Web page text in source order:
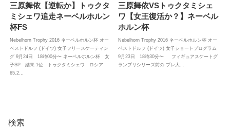
三原舞依【逆転か】トゥクタ
ミシェワ追走ネーベルホルン
杯FS
Nebelhorn Trophy 2016 ネーベルホルン杯 オー
ベストドルフ (ドイツ) 女子フリースケーティン
グ 9月24日 18時00分〜 ネーベルホルン杯 女
子SP 結果 1位 トゥクタミシェワ ロシア
65.2…
三原舞依VSトゥクタミシェ
ワ【女王復活か？】ネーベル
ホルン杯
Nebelhorn Trophy 2016 ネーベルホルン杯 オー
ベストドルフ (ドイツ) 女子ショートプログラム
9月23日 18時30分〜 フィギュアスケートグ
ランプリシリーズ前の プレ大…
検索